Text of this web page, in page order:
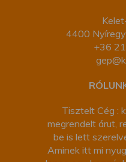
4400
+36
Tisztelt Cég :
megrendelt árut,
be is lett
Aminek itt mi